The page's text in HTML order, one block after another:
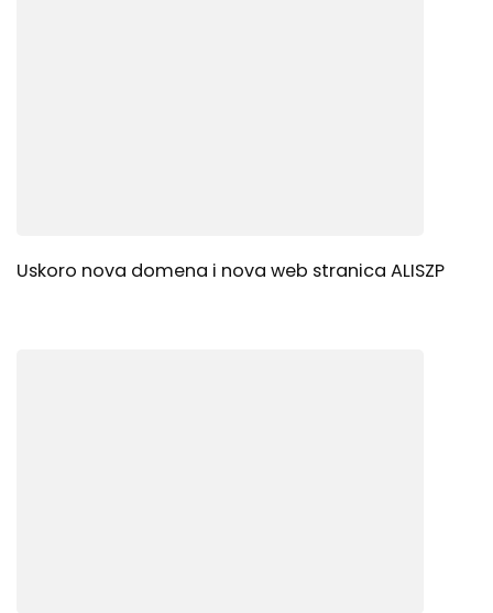
Uskoro nova domena i nova web stranica ALISZP